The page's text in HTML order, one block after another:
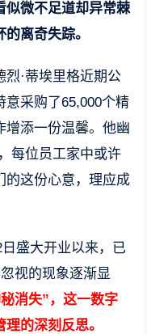
似微不足道却异常棘
离奇失踪。
·蒂埃里格近期公
意采购了65,000个精
增添一份温馨。他幽
每位员工家中或许
的这份心意，理应成
盛大开业以来，已
视的现象逐渐显
消失”，这一数字
的深刻反思。